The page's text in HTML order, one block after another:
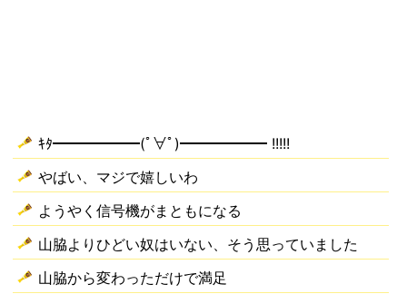
ｷﾀ━━━━━━(ﾟ∀ﾟ)━━━━━━ !!!!!
やばい、マジで嬉しいわ
ようやく信号機がまともになる
山脇よりひどい奴はいない、そう思っていました
山脇から変わっただけで満足